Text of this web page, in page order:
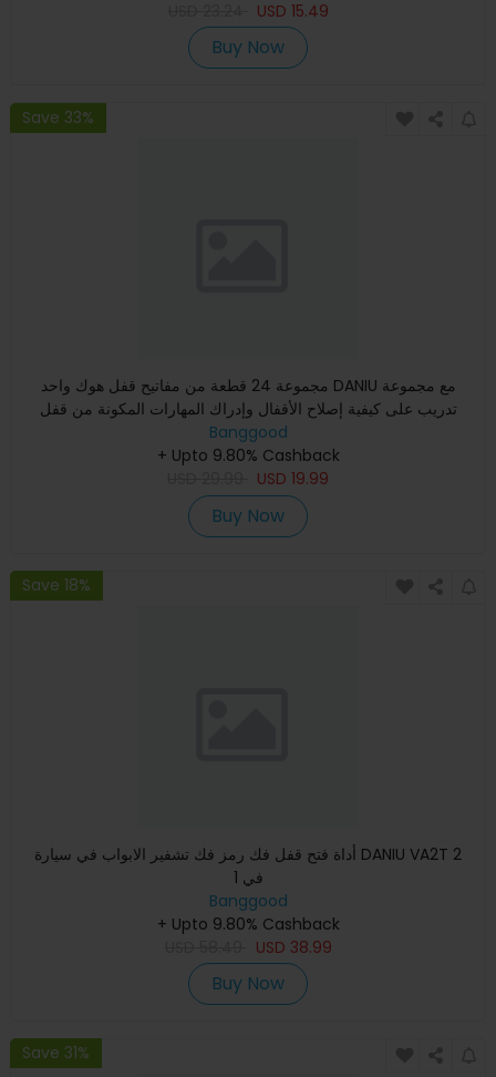
USD 15.49
Buy Now
Save 33%
مجموعة 24 قطعة من مفاتيح قفل هوك واحد DANIU مع مجموعة
تدريب على كيفية إصلاح الأقفال وإدراك المهارات المكونة من قفل
شفاف
Banggood
+ Upto 9.80% Cashback
USD 19.99
Buy Now
Save 18%
أداة فتح قفل فك رمز فك تشفير الابواب في سيارة DANIU VA2T 2
في 1
Banggood
+ Upto 9.80% Cashback
USD 38.99
Buy Now
Save 31%